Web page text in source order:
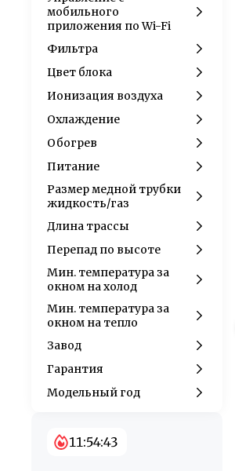
мобильного
приложения по Wi-Fi
Фильтра
Цвет блока
Ионизация воздуха
Охлаждение
Обогрев
Питание
Размер медной трубки
жидкость/газ
Длина трассы
Перепад по высоте
Мин. температура за
окном на холод
Мин. температура за
окном на тепло
Завод
Гарантия
Модельный год
11:54:43